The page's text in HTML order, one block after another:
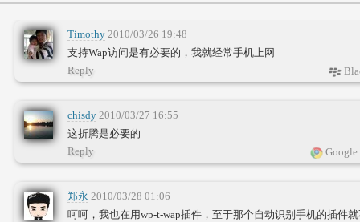
Timothy 2010/03/26 19:48
支持Wap访问是有必要的，我就经常手机上网
Reply
chisdy 2010/03/27 16:55
这折腾是必要的
Reply
郑永 2010/03/28 01:06
呵呵，我也在用wp-t-wap插件，至于那个自动识别手机的插件